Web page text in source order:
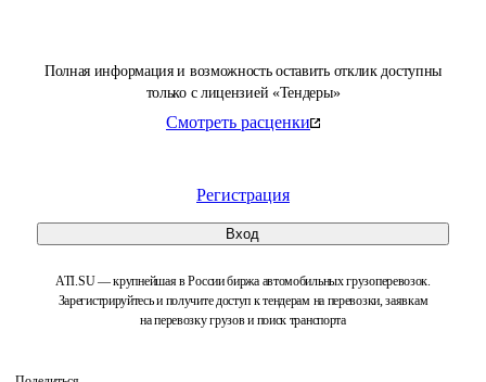
Полная информация и возможность оставить отклик доступны
только с лицензией «Тендеры»
Смотреть расценки
Регистрация
Вход
ATI.SU — крупнейшая в России биржа автомобильных грузоперевозок.
Зарегистрируйтесь и получите доступ к тендерам на перевозки, заявкам
на перевозку грузов и поиск транспорта